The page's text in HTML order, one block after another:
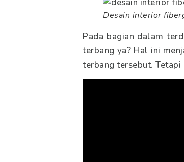
Desain interior
Pada bagian dalam
terbang ya? Hal ini
terbang tersebut.